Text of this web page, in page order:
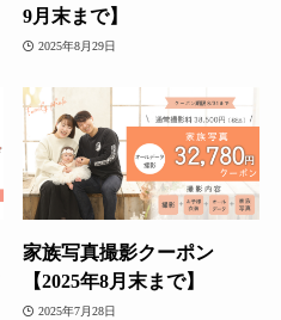
9月末まで】
2025年8月29日
家族写真撮影クーポン
【2025年8月末まで】
2025年7月28日